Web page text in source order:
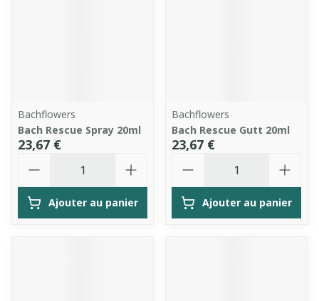
Bachflowers
Bach Rescue Spray 20ml
23,67 €
Ajouter au panier
Bachflowers
Bach Rescue Gutt 20ml
23,67 €
Ajouter au panier